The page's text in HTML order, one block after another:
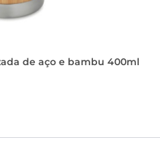
de aço e bambu 400ml